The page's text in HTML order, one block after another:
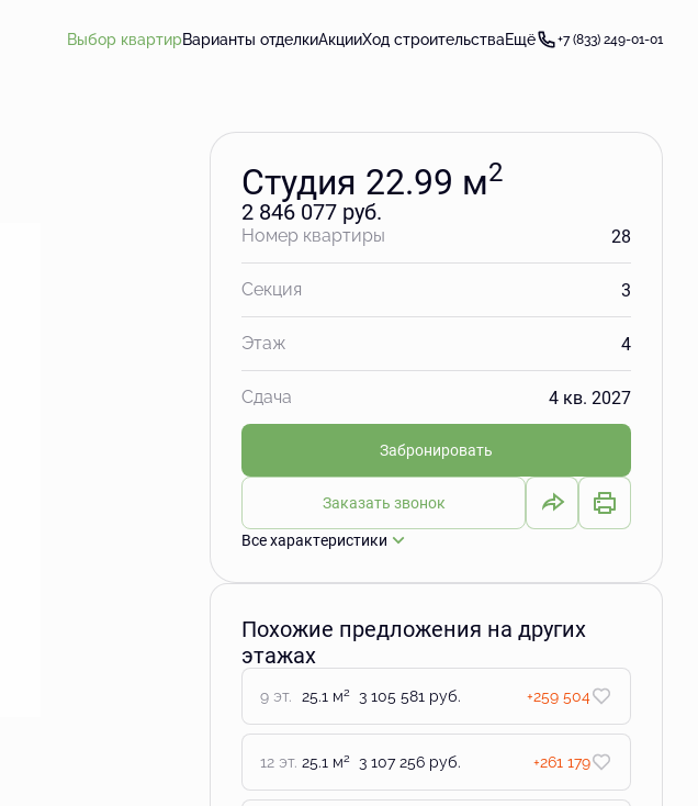
Выбор квартирВарианты отделкиАкцииХод строительстваЕщё +7 (833) 249-01-01
Забронировать
Студия 22.99 м2
2 846 077 руб.
Номер квартиры 28
Секция 3
Этаж 4
Сдача 4 кв. 2027
Забронировать
Заказать звонок
Все характеристики
Похожие предложения на других
этажах
9 эт. 25.1 м2 3 105 581 руб. +259 504
12 эт. 25.1 м2 3 107 256 руб. +261 179